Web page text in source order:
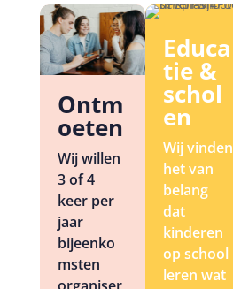
Ontm
oeten
Wij willen
3 of 4
keer per
jaar
bijeenko
msten
Educa
tie &
schol
en
Wij vinden
het van
belang
dat
kinderen
op school
leren wat